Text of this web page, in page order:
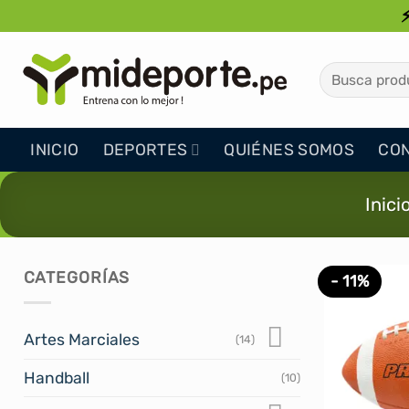
al
contenido
Buscar
por:
INICIO DEPORTES QUIÉNES SOMOS
CATEGORÍAS
Artes Marciales (14)
Handball (10)
- 11%